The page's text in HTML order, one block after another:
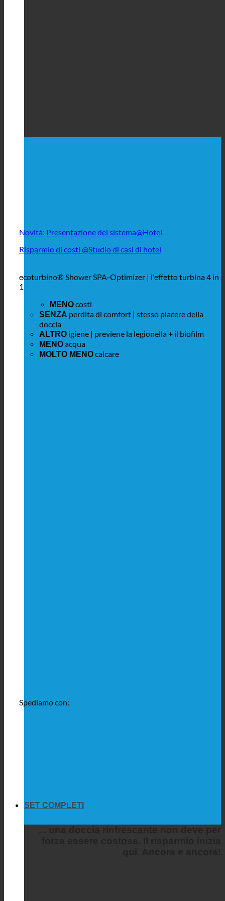
Novità: Presentazione del sistema@Hotel
Risparmio di costi @Studio di casi di hotel
ecoturbino® Shower SPA-Optimizer | l'effetto turbina 4 in
1
MENOcosti
SENZA perdita di comfort | stesso piacere della
doccia
ALTRO igiene | previene la legionella + il biofilm
MENOacqua
MOLTO MENOcalcare
Spediamo con:
SET COMPLETI